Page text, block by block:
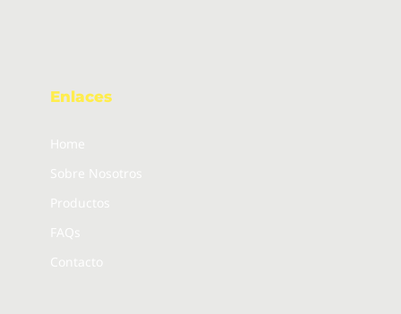
Enlaces
Home
Sobre Nosotros
Productos
FAQs
Contacto